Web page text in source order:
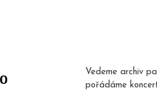
Vedeme archiv
pořádáme